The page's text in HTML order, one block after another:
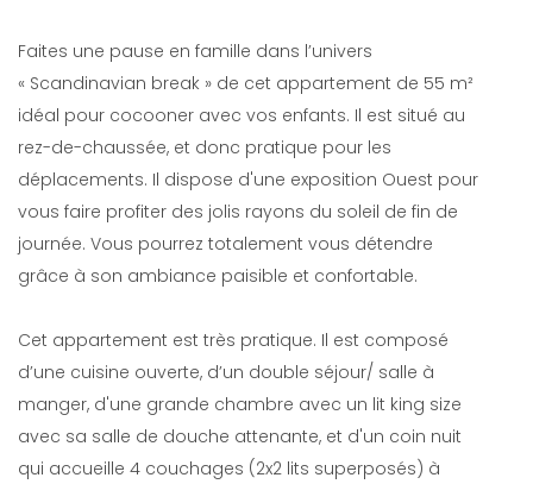
Faites une pause en famille dans l’univers
« Scandinavian break » de cet appartement de 55 m²
idéal pour cocooner avec vos enfants. Il est situé au
rez-de-chaussée, et donc pratique pour les
déplacements. Il dispose d'une exposition Ouest pour
vous faire profiter des jolis rayons du soleil de fin de
journée. Vous pourrez totalement vous détendre
grâce à son ambiance paisible et confortable.
Cet appartement est très pratique. Il est composé
d’une cuisine ouverte, d’un double séjour/ salle à
manger, d'une grande chambre avec un lit king size
avec sa salle de douche attenante, et d'un coin nuit
qui accueille 4 couchages (2x2 lits superposés) à